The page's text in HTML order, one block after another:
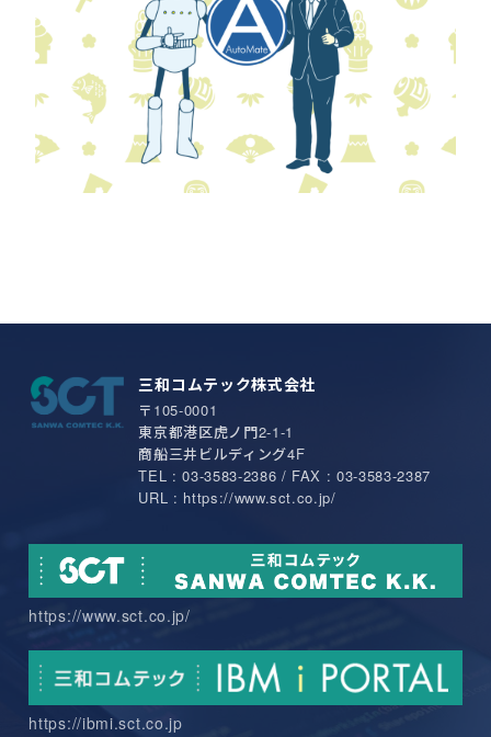
三和コムテック株式会社
〒105-0001
東京都港区虎ノ門2-1-1
商船三井ビルディング4F
TEL : 03-3583-2386 / FAX : 03-3583-2387
URL : https://www.sct.co.jp/
https://www.sct.co.jp/
https://ibmi.sct.co.jp